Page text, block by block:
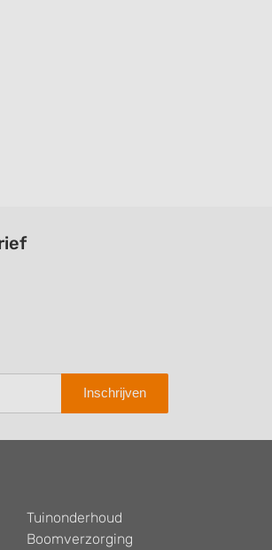
Inschrijven
Tuinonderhoud
Boomverzorging